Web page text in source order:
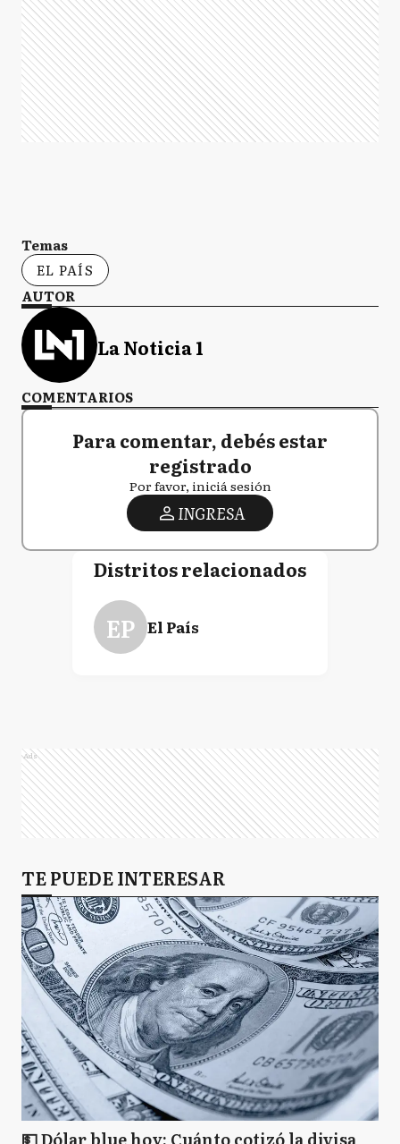
Temas
EL PAÍS
AUTOR
La Noticia 1
COMENTARIOS
Para comentar, debés estar
registrado
Por favor, iniciá sesión
INGRESA
Distritos relacionados
EP El País
Ads
TE PUEDE INTERESAR
💵 Dólar blue hoy: Cuánto cotizó la divisa